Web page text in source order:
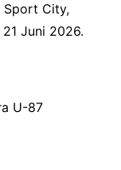
Sport City,
Juni 2026.
U-87